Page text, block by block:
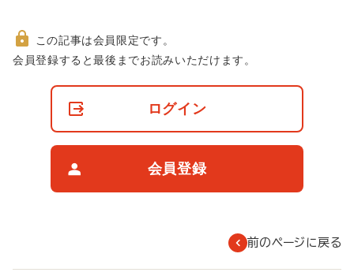
非
この記事は会員限定です。
会員登録すると最後までお読みいただけます。
ログイン
会員登録
前のページに戻る